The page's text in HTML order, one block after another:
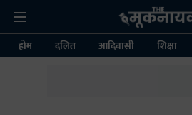
होम दलित आदिवासी शिक्षा